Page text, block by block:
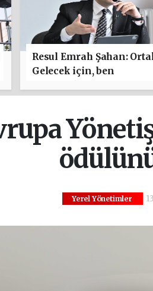
Resul Emrah Şahan:
Gelecek için, ben
Yerel Yönetimler